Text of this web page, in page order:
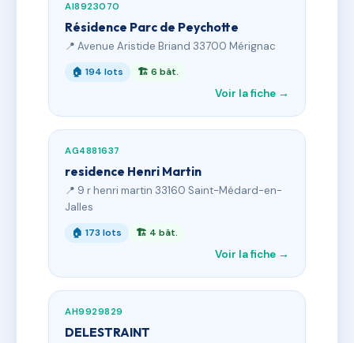
AI8923070
Résidence Parc de Peychotte
📍 Avenue Aristide Briand 33700 Mérignac
🏠 194 lots 🏗 6 bât.
Voir la fiche →
AG4881637
residence Henri Martin
📍 9 r henri martin 33160 Saint-Médard-en-
Jalles
🏠 173 lots 🏗 4 bât.
Voir la fiche →
AH9929829
DELESTRAINT